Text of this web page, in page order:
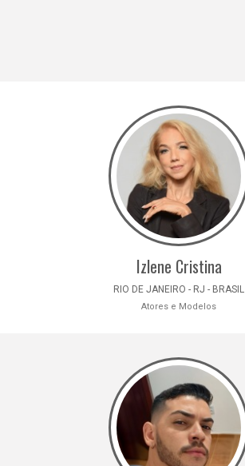
Izlene Cristina
RIO DE JANEIRO - RJ - BRASIL
Atores e Modelos